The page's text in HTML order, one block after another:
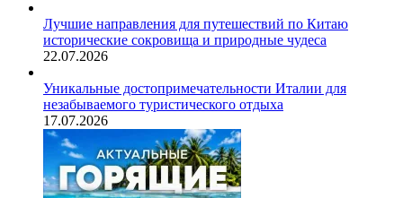
Лучшие направления для путешествий по Китаю
исторические сокровища и природные чудеса
22.07.2026
Уникальные достопримечательности Италии для
незабываемого туристического отдыха
17.07.2026